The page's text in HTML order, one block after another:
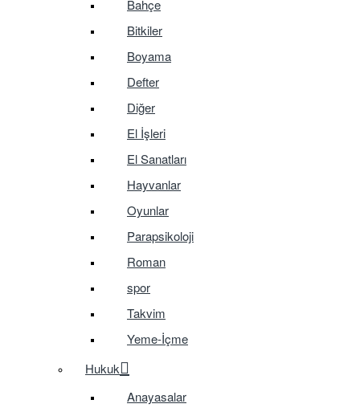
Bahçe
Bitkiler
Boyama
Defter
Diğer
El İşleri
El Sanatları
Hayvanlar
Oyunlar
Parapsikoloji
Roman
spor
Takvim
Yeme-İçme
Hukuk
Anayasalar